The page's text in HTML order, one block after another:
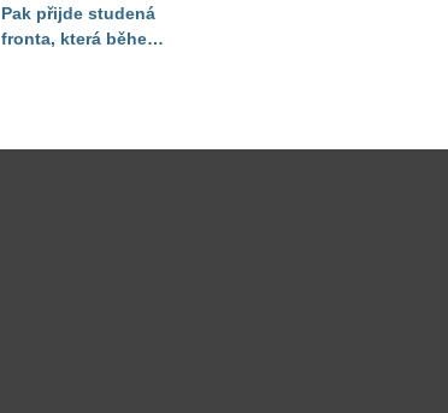
Pak přijde studená
fronta, která během